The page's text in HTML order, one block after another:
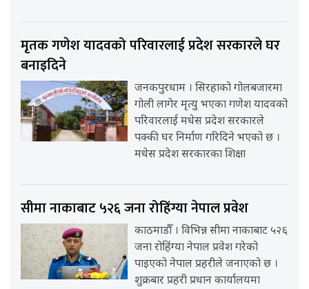
मृतक गणेश यादवको परिवारलाई प्रदेश सरकारले घर
बनाइदिने
जनकपुरधाम । सिरहाको गोलबजारमा
गोली लागेर मृत्यु भएका गणेश यादवको
परिवारलाई मधेस प्रदेश सरकारले
पक्की घर निर्माण गरिदिने भएको छ ।
मधेस प्रदेश सरकारका शिक्षा
सीमा नाकाबाट ५२६ जना रोहिंग्या नेपाल प्रवेश
काठमाडौँ । विभिन्न सीमा नाकाबाट ५२६
जना रोहिंग्या नेपाल प्रवेश गरेको
पाइएको नेपाल प्रहरीले जनाएको छ ।
शुक्रबार प्रहरी प्रधान कार्यालयमा